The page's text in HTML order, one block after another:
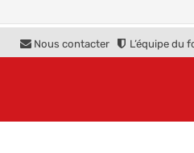
L’équipe du
Nous contacter